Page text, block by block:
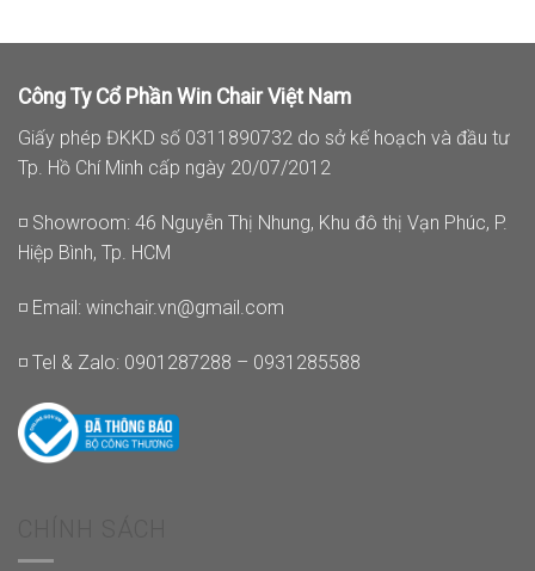
Công Ty Cổ Phần Win Chair Việt Nam
Giấy phép ĐKKD số 0311890732 do sở kế hoạch và đầu tư
Tp. Hồ Chí Minh cấp ngày 20/07/2012
◽ Showroom: 46 Nguyễn Thị Nhung, Khu đô thị Vạn Phúc, P.
Hiệp Bình, Tp. HCM
◽ Email: winchair.vn@gmail.com
◽ Tel & Zalo: 0901287288 – 0931285588